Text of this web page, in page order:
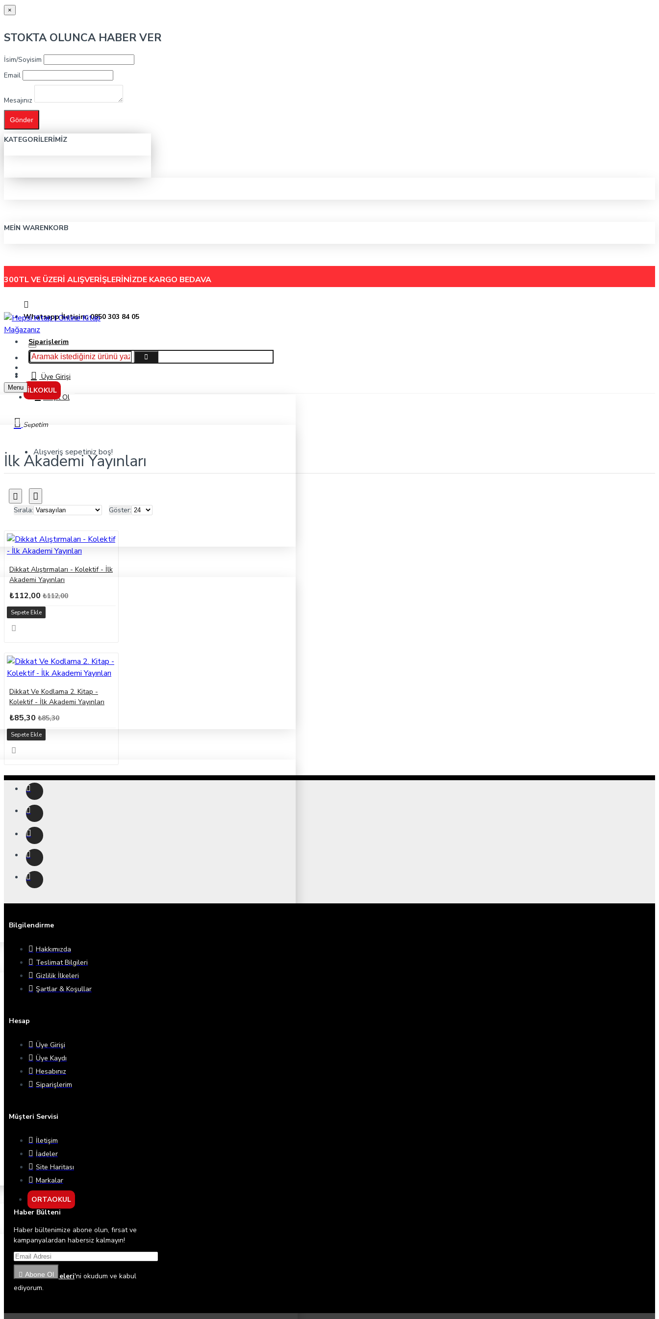
×
STOKTA OLUNCA HABER VER
İsim/Soyisim
Email
Mesajınız
Gönder
KATEGORILERIMIZ
MEIN WARENKORB
300TL VE ÜZERİ ALIŞVERİŞLERİNİZDE KARGO BEDAVA
Whatsapp İletişim: 0850 303 84 05
Siparişlerim
Hakkımızda
İletişimÜye Girişi
Kayıt Ol
Sepetim
Alışveriş sepetiniz boş!
İLKOKUL
ORTAOKUL
Menu
Markalar
İlk Akademi Yayınları
Sırala: Göster:
Dikkat Alıştırmaları - Kolektif - İlk
Akademi Yayınları
₺112,00 ₺112,00
Sepete Ekle
Dikkat Ve Kodlama 2. Kitap -
Kolektif - İlk Akademi Yayınları
₺85,30 ₺85,30
Sepete Ekle
Bilgilendirme
Hakkımızda
Teslimat Bilgileri
Gizlilik İlkeleri
Şartlar & Koşullar
Hesap
Üye Girişi
Üye Kaydı
Hesabınız
Siparişlerim
Müşteri Servisi
İletişim
İadeler
Site Haritası
Markalar
Haber Bülteni
Haber bültenimize abone olun, fırsat ve
kampanyalardan habersiz kalmayın!
Abone Ol
Gizlilik İlkeleri'ni okudum ve kabul
ediyorum.